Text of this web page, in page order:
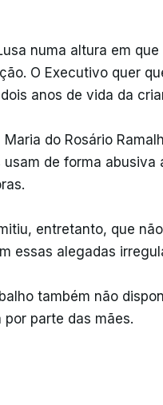
numa altura em
O Executivo quer
anos de vida da
do Rosário
de forma abusiva
entretanto, que
essas alegadas
também não
parte das mães.